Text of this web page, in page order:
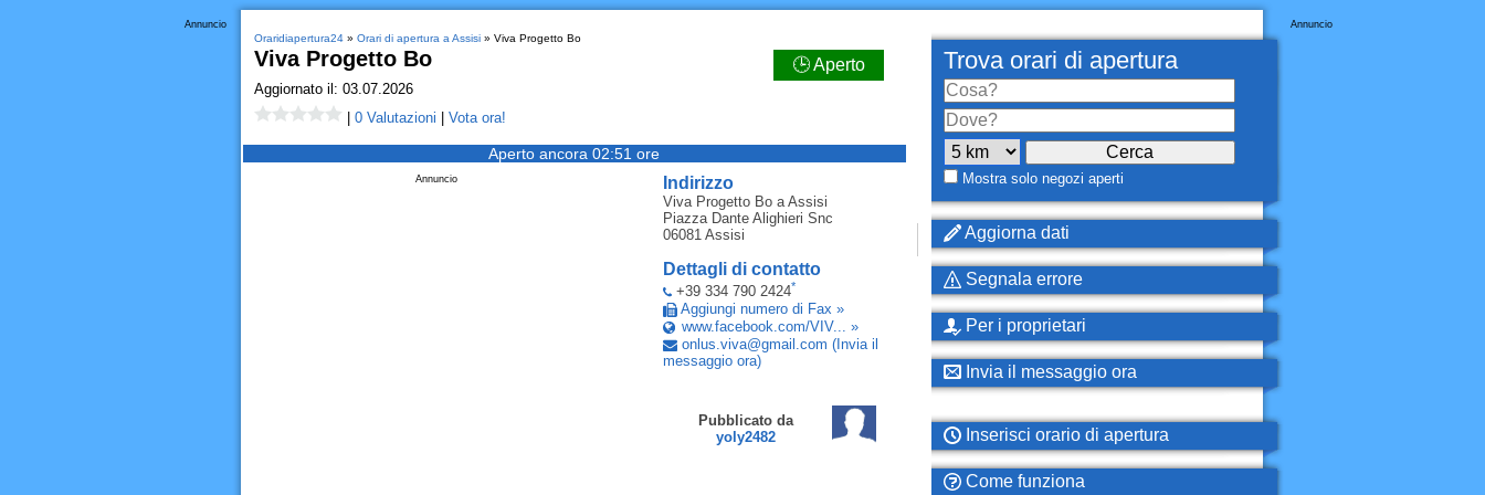
Annuncio
Oraridiapertura24» Orari di apertura a Assisi» Viva Progetto Bo
Viva Progetto Bo 🕒 Aperto
Aggiornato il: 03.07.2026
0 Valutazioni Vota ora!
Aperto ancora 02:51 ore
Indirizzo
Viva Progetto Boa Assisi
Piazza Dante Alighieri Snc
06081 Assisi
Dettagli di contatto
+39 334 790 2424*
Aggiungi numero di Fax »
www.facebook.com/VIV... »
onlus.viva@gmail .com (Invia il
messaggio ora)
Pubblicato da
yoly2482
Annuncio
Annuncio
Trova orari di apertura
Mostra solo negozi aperti
Aggiorna dati
Segnala errore
Per i proprietari
Invia il messaggio ora
Inserisci orario di apertura
Come funziona